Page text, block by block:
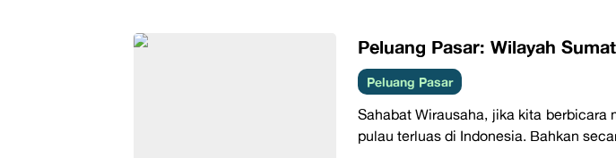
Peluang Pasar: Wilayah
Peluang Pasar
Sahabat Wirausaha, jika kita
pulau terluas di Indonesia. Bahkan